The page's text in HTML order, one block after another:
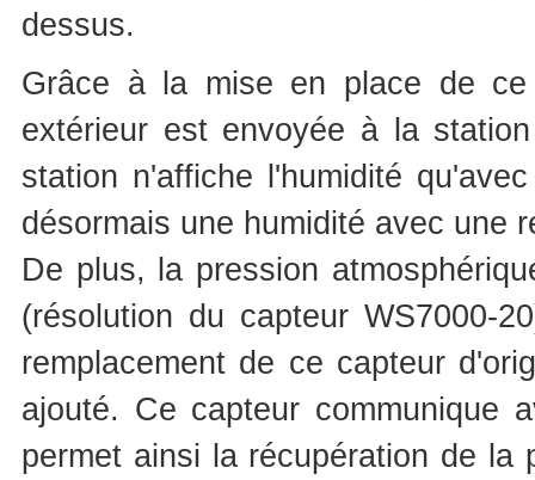
dessus.
Grâce à la mise en place de ce
extérieur est envoyée à la
station n'affiche l'humidité
désormais une humidité avec une
De plus, la pression
(résolution du capteur WS7000-
remplacement de ce capteur
ajouté. Ce capteur communique
permet ainsi la récupération de la